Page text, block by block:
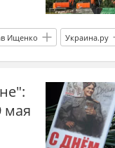
Ищенко Украина.ру
Украины эксперты
Победы
мая